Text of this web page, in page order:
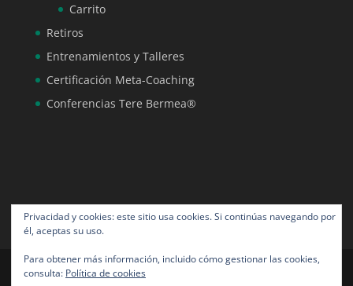
Carrito
Retiros
Entrenamientos y Talleres
Certificación Meta-Coaching
Conferencias Tere Bermea®
Privacidad y cookies: este sitio usa cookies. Si continúas navegando por
él, aceptas su uso.
Para obtener más información, incluido cómo gestionar las cookies,
consulta: Política de cookies